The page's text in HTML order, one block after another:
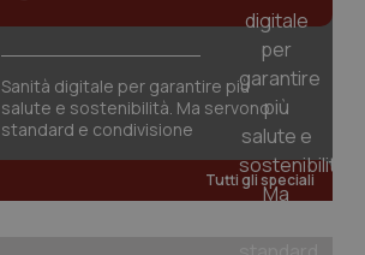
Sanità digitale per garantire più
salute e sostenibilità. Ma servono
standard e condivisione
Tutti gli speciali